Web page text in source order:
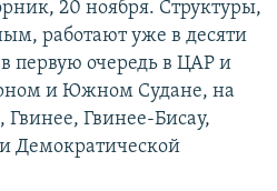
20 ноября. Структуры,
работают уже в десяти
первую очередь в ЦАР и
и Южном Судане, на
Гвинее-Бисау,
Демократической